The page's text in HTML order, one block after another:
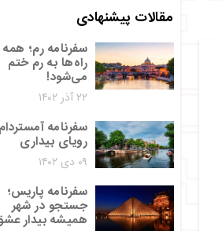
مقالات پیشنهادی
سفرنامه رم؛ همه
راه‌ها به رم ختم
می‌شود!
۲۲ آذر ۱۴۰۲
سفرنامه
رویای بیداری
۰۹ دی ۱۴۰۲
سفرنامه پاریس؛
جستجو در شهر
همیشه بیدار